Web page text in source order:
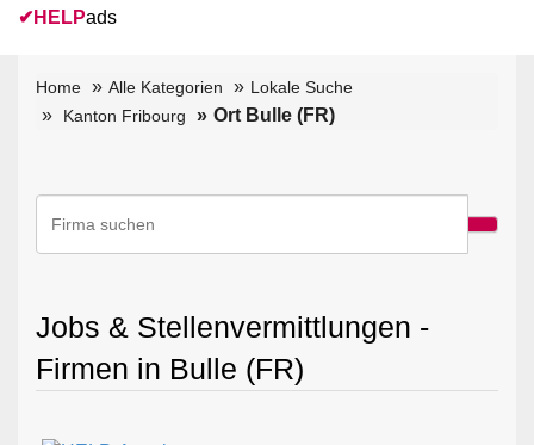
✔ HELPads
Home Alle Kategorien
Lokale Suche
Kanton Fribourg
Ort Bulle (FR)
Jobs & Stellenvermittlungen -
Firmen in Bulle (FR)